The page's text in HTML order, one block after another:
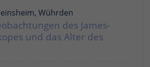
Wührden
des James-
und das Alter des